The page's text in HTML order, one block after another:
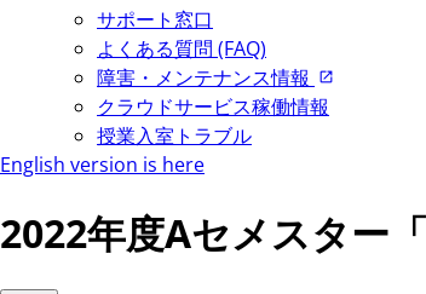
サポート窓口
よくある質問 (FAQ)
障害・メンテナンス情報
クラウドサービス稼働情報
授業入室トラブル
English version is here
2022年度Aセメスター